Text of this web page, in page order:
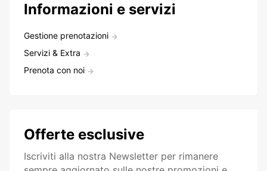
Informazioni e servizi
Gestione prenotazioni
Servizi & Extra
Prenota con noi
Offerte esclusive
Iscriviti alla nostra Newsletter per rimanere